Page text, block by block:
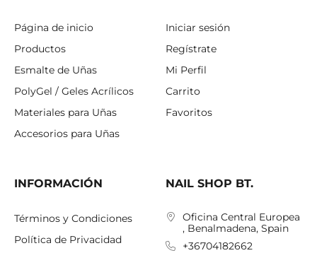
Página de inicio
Productos
Esmalte de Uñas
PolyGel / Geles Acrílicos
Materiales para Uñas
Accesorios para Uñas
Iniciar sesión
Regístrate
Mi Perfil
Carrito
Favoritos
INFORMACIÓN
Términos y Condiciones
Política de Privacidad
NAIL SHOP BT.
Oficina Central Europea
, Benalmadena, Spain
+36704182662